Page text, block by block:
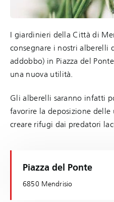
I giardinieri della Città di
consegnare i nostri alberelli
addobbo) in Piazza del
una nuova utilità.
Gli alberelli saranno infatti
favorire la deposizione delle
creare rifugi dai predatori
Piazza del Ponte
6850 Mendrisio